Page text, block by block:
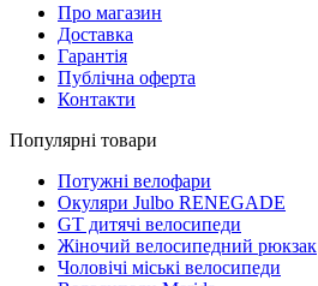
Про магазин
Доставка
Гарантія
Публічна оферта
Контакти
Популярні товари
Потужні велофари
Окуляри Julbo RENEGADE
GT дитячі велосипеди
Жіночий велосипедний рюкзак
Чоловічі міські велосипеди